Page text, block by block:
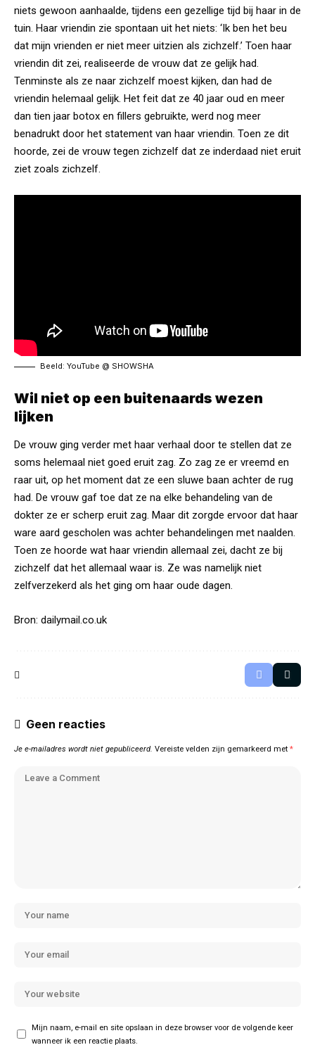
niets gewoon aanhaalde, tijdens een gezellige tijd bij haar in de
tuin. Haar vriendin zie spontaan uit het niets: ‘Ik ben het beu
dat mijn vrienden er niet meer uitzien als zichzelf.’ Toen haar
vriendin dit zei, realiseerde de vrouw dat ze gelijk had.
Tenminste als ze naar zichzelf moest kijken, dan had de
vriendin helemaal gelijk. Het feit dat ze 40 jaar oud en meer
dan tien jaar botox en fillers gebruikte, werd nog meer
benadrukt door het statement van haar vriendin. Toen ze dit
hoorde, zei de vrouw tegen zichzelf dat ze inderdaad niet eruit
ziet zoals zichzelf.
Beeld: YouTube @ SHOWSHA
Wil niet op een buitenaards wezen
lijken
De vrouw ging verder met haar verhaal door te stellen dat ze
soms helemaal niet goed eruit zag. Zo zag ze er vreemd en
raar uit, op het moment dat ze een sluwe baan achter de rug
had. De vrouw gaf toe dat ze na elke behandeling van de
dokter ze er scherp eruit zag. Maar dit zorgde ervoor dat haar
ware aard gescholen was achter behandelingen met naalden.
Toen ze hoorde wat haar vriendin allemaal zei, dacht ze bij
zichzelf dat het allemaal waar is. Ze was namelijk niet
zelfverzekerd als het ging om haar oude dagen.
Bron: dailymail.co.uk
Geen reacties
Je e-mailadres wordt niet gepubliceerd. Vereiste velden zijn gemarkeerd met *
Mijn naam, e-mail en site opslaan in deze browser voor de volgende keer
wanneer ik een reactie plaats.